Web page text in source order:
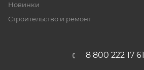
Новинки
Строительство и ремонт
8 800 222 17 61